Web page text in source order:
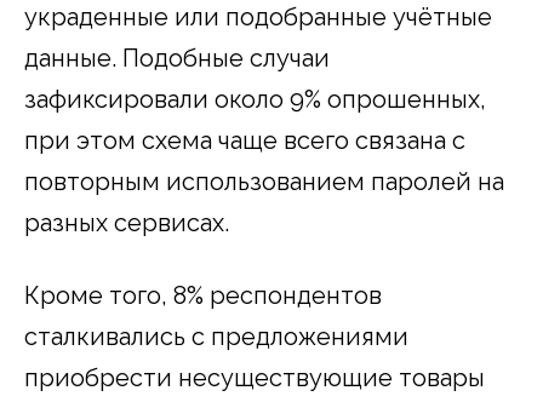
украденные или подобранные учётные
данные. Подобные случаи
зафиксировали около 9% опрошенных,
при этом схема чаще всего связана с
повторным использованием паролей на
разных сервисах.
Кроме того, 8% респондентов
сталкивались с предложениями
приобрести несуществующие товары